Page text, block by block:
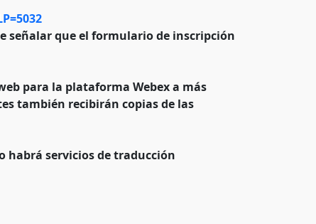
señalar que el formulario de inscripción
para la plataforma Webex a más
también recibirán copias de las
habrá servicios de traducción